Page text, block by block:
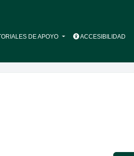
DE APOYO ACCESIBILIDAD